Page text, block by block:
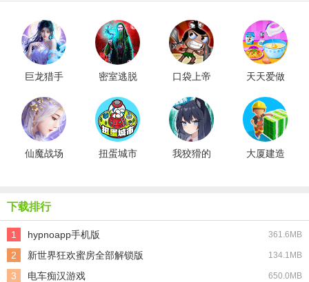
巨龙猎手
密室逃脱
境老版
口袋上帝
天天爱做
仙魔战场 扭蛋城市
我狡猾的
大厦建造
下载排行
1 hypnoapp手机版 361.6MB
2 新世界狂欢蜜房全部解锁版 134.1MB
3 电车痴汉游戏 650.0MB